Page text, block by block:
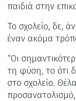
παιδιά στην
Το σχολείο, δε,
έναν ακόμα
“Οι
τη φύση, το ότι
στο σχολείο.